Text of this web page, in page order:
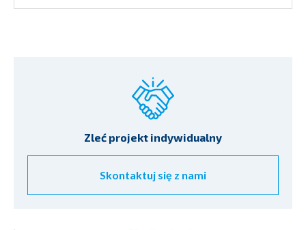
Zleć projekt indywidualny
Skontaktuj się z nami